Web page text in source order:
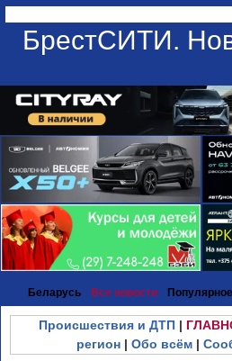
БрестСИТИ.
Беларусь Все новости Популярное
Происшествия и ДТП|
регион | Обо всём |